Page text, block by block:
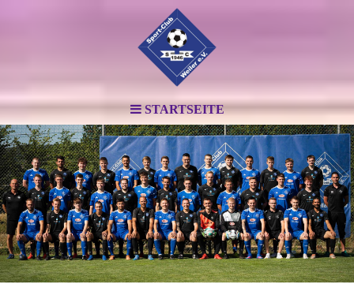
STARTSEITE
.